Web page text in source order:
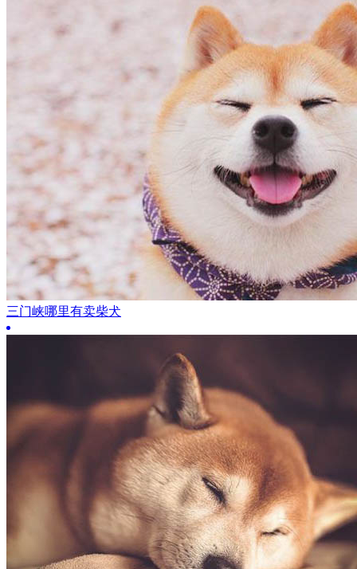
三门峡哪里有卖柴犬